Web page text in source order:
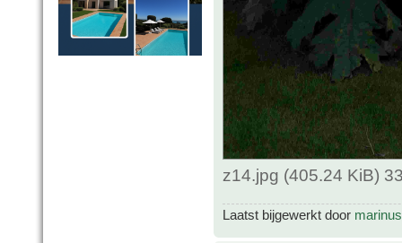
z14.jpg (405.24 KiB)
Laatst bijgewerkt door marinus